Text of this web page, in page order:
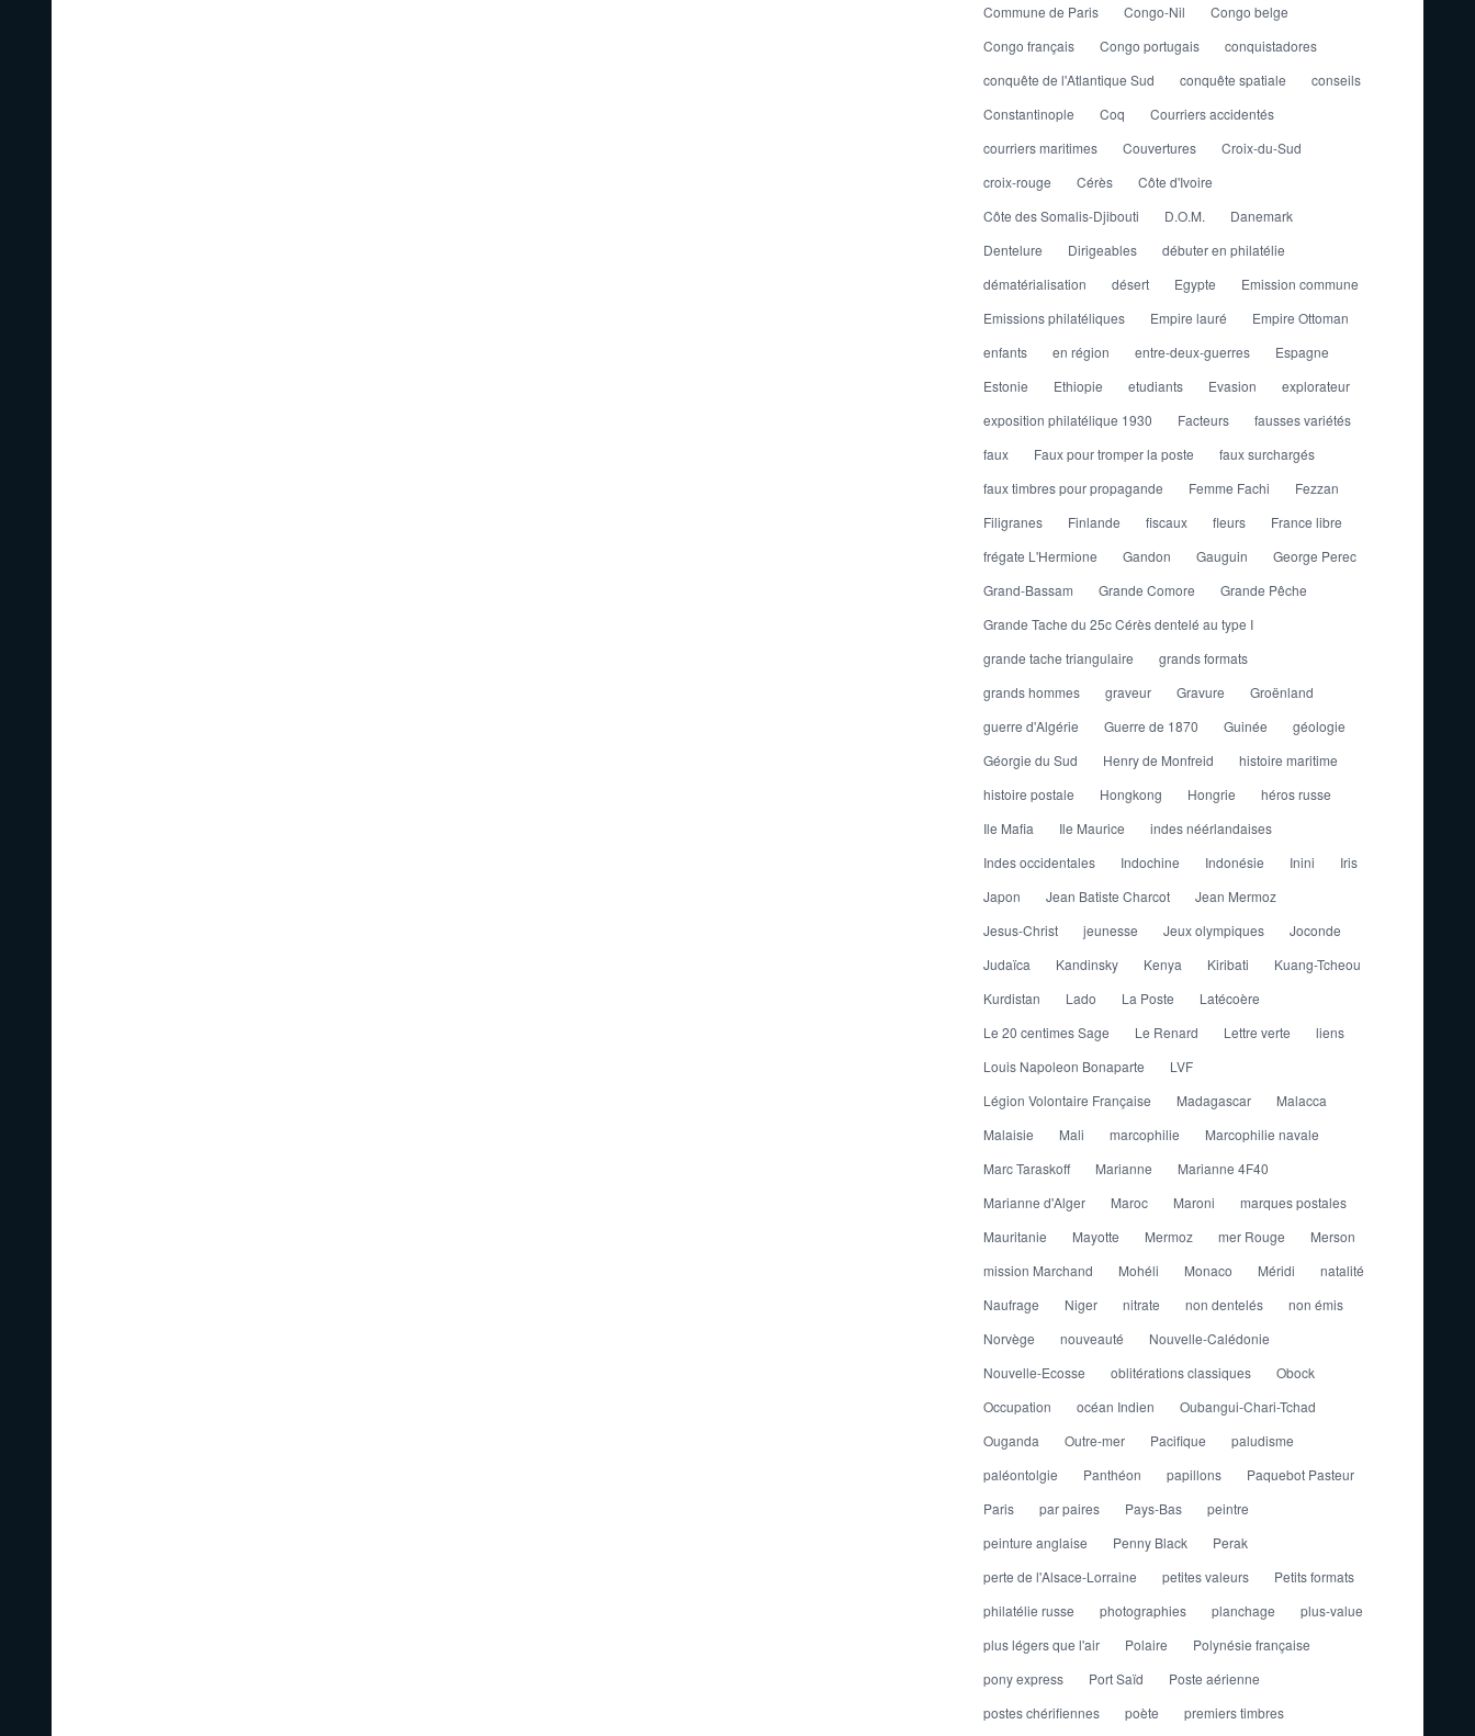
Commune de Paris
Congo-Nil
Congo belge
Congo français
Congo portugais
conquistadores
conquête de l'Atlantique Sud
conquête spatiale
conseils
Constantinople
Coq
Courriers accidentés
courriers maritimes
Couvertures
Croix-du-Sud
croix-rouge
Cérès
Côte d'Ivoire
Côte des Somalis-Djibouti
D.O.M.
Danemark
Dentelure
Dirigeables
débuter en philatélie
dématérialisation
désert Egypte
Emission commune
Emissions philatéliques
Empire lauré
Empire Ottoman
enfants
en région entre-deux-guerres
Espagne
Estonie
Ethiopie etudiants Evasion
explorateur
exposition philatélique 1930
Facteurs
fausses variétés
faux
Faux pour tromper la poste
faux surchargés
faux timbres pour propagande
Femme Fachi
Fezzan
Filigranes
Finlande fiscaux fleurs
France libre
frégate L'Hermione
Gandon Gauguin
George Perec
Grand-Bassam
Grande Comore
Grande Pêche
Grande Tache du 25c Cérès dentelé au type I
grande tache triangulaire
grands formats
grands hommes
graveur Gravure
Groënland
guerre d'Algérie
Guerre de 1870 Guinée
géologie
Géorgie du Sud
Henry de Monfreid
histoire maritime
histoire postale
Hongkong Hongrie
héros russe
Ile Mafia
Ile Maurice
indes néérlandaises
Indes occidentales
Indochine Indonésie Inini
Iris
Japon
Jean Batiste Charcot
Jean Mermoz
Jesus-Christ
jeunesse Jeux olympiques
Joconde
Judaïca
Kandinsky Kenya Kiribati
Kuang-Tcheou
Kurdistan
Lado La Poste
Latécoère
Le 20 centimes Sage
Le Renard Lettre verte
liens
Louis Napoleon Bonaparte
LVF
Légion Volontaire Française
Madagascar
Malacca
Malaisie
Mali marcophilie
Marcophilie navale
Marc Taraskoff
Marianne
Marianne 4F40
Marianne d'Alger
Maroc Maroni
marques postales
Mauritanie
Mayotte Mermoz mer Rouge
Merson
mission Marchand
Mohéli Monaco Méridi
natalité
Naufrage
Niger nitrate non dentelés
non émis
Norvège
nouveauté
Nouvelle-Calédonie
Nouvelle-Ecosse
oblitérations classiques
Obock
Occupation
océan Indien
Oubangui-Chari-Tchad
Ouganda
Outre-mer Pacifique
paludisme
paléontolgie
Panthéon papillons
Paquebot Pasteur
Paris
par paires Pays-Bas
peintre
peinture anglaise
Penny Black
Perak
perte de l'Alsace-Lorraine
petites valeurs
Petits formats
philatélie russe
photographies planchage
plus-value
plus légers que l'air
Polaire
Polynésie française
pony express
Port Saïd
Poste aérienne
postes chérifiennes
poète premiers timbres